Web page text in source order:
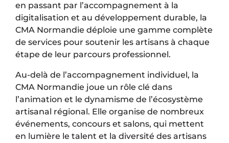
en passant par l’accompagnement à la
digitalisation et au développement durable, la
CMA Normandie déploie une gamme complète
de services pour soutenir les artisans à chaque
étape de leur parcours professionnel.
Au-delà de l’accompagnement individuel, la
CMA Normandie joue un rôle clé dans
l’animation et le dynamisme de l’écosystème
artisanal régional. Elle organise de nombreux
événements, concours et salons, qui mettent
en lumière le talent et la diversité des artisans